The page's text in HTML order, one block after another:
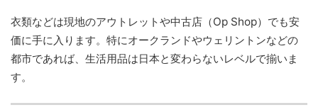
衣類などは現地のアウトレットや中古店（Op Shop）でも安
価に手に入ります。特にオークランドやウェリントンなどの
都市であれば、生活用品は日本と変わらないレベルで揃いま
す。